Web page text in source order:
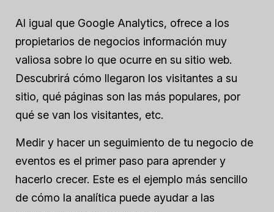
Al igual que Google Analytics, ofrece a los
propietarios de negocios información muy
valiosa sobre lo que ocurre en su sitio web.
Descubrirá cómo llegaron los visitantes a su
sitio, qué páginas son las más populares, por
qué se van los visitantes, etc.
Medir y hacer un seguimiento de tu negocio de
eventos es el primer paso para aprender y
hacerlo crecer. Este es el ejemplo más sencillo
de cómo la analítica puede ayudar a las